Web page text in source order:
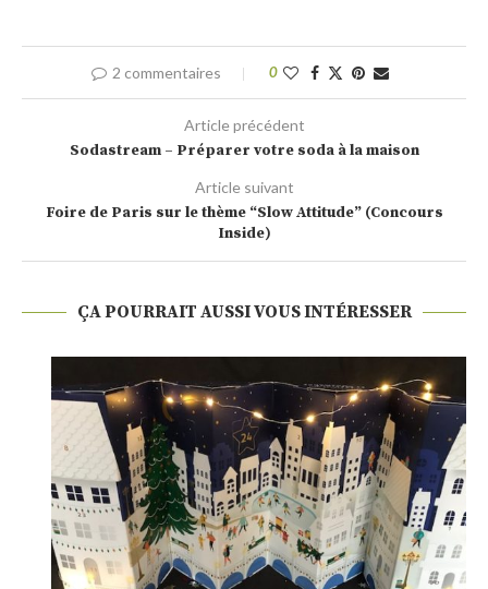
2 commentaires 0
Article précédent
Sodastream – Préparer votre soda à la maison
Article suivant
Foire de Paris sur le thème “Slow Attitude” (Concours
Inside)
ÇA POURRAIT AUSSI VOUS INTÉRESSER